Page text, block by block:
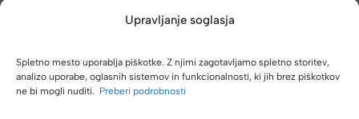
Upravljanje soglasja
Spletno mesto uporablja piškotke. Z njimi zagotavljamo spletno storitev,
analizo uporabe, oglasnih sistemov in funkcionalnosti, ki jih brez piškotkov
ne bi mogli nuditi. Preberi podrobnosti
(4,8/5)
Kupci nas hvalijo zaradi hitre dostave, poštenih cen in velike
izbire.